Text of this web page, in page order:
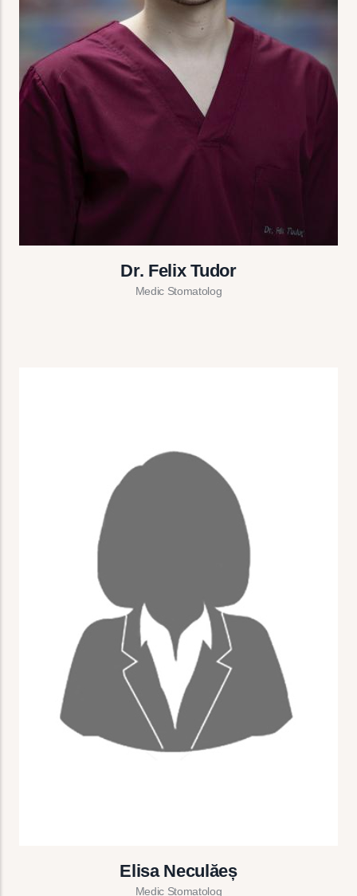
Dr. Felix Tudor
Medic Stomatolog
Elisa Neculăeș
Medic Stomatolog